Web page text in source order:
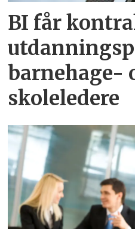
BI får
barnehage-
skoleledere